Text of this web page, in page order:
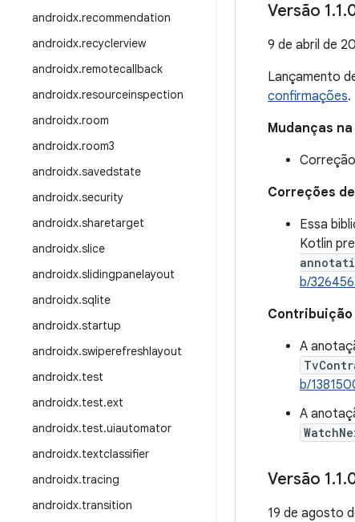
androidx.recommendation
androidx.recyclerview
androidx.remotecallback
androidx.resourceinspection
androidx.room
androidx.room3
androidx.savedstate
androidx.security
androidx.sharetarget
androidx.slice
androidx.slidingpanelayout
androidx.sqlite
androidx.startup
androidx.swiperefreshlayout
androidx.test
androidx.test.ext
androidx.test.uiautomator
androidx.textclassifier
androidx.tracing
androidx.transition
Versão 1.1.
9 de abril de
Lançamento
confirmações.
Mudanças na
Correções
Essa
Kotlin
b/
A
b/
A
Versão 1.1.
19 de agosto